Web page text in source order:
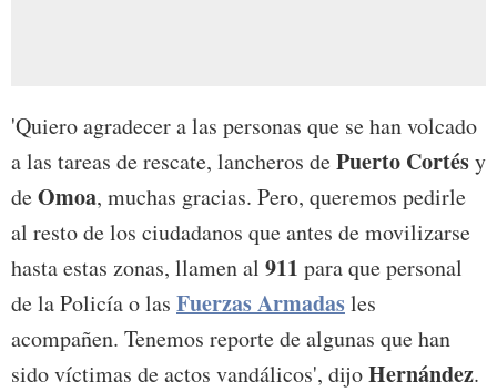
'Quiero agradecer a las personas que se han volcado
a las tareas de rescate, lancheros dePuerto Cortésy
deOmoa, muchas gracias. Pero, queremos pedirle
al resto de los ciudadanos que antes de movilizarse
hasta estas zonas, llamen al 911 para que personal
de la Policía o las Fuerzas Armadasles
acompañen. Tenemos reporte de algunas que han
sido víctimas de actos vandálicos', dijoHernández.